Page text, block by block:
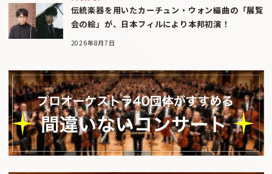
伝統楽器を用いたカーチュン・ウォン編曲の「展覧
会の絵」が、日本フィルにより本邦初演！
2026年8月7日